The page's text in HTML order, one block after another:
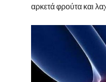
αρκετά φρούτα και